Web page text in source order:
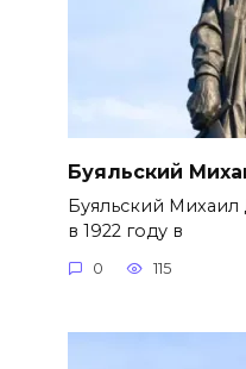
Буяльский
Буяльский Михаил
в 1922 году в
0 115